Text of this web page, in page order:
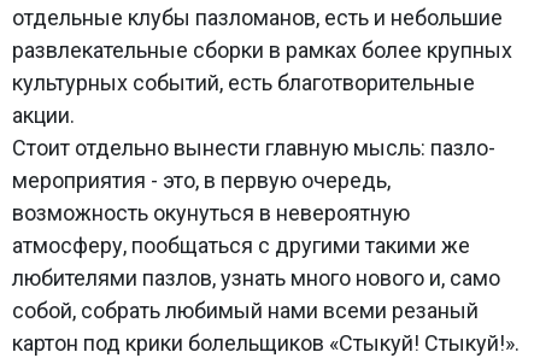
отдельные клубы пазломанов, есть и небольшие
развлекательные сборки в рамках более крупных
культурных событий, есть благотворительные
акции.
Стоит отдельно вынести главную мысль: пазло-
мероприятия - это, в первую очередь,
возможность окунуться в невероятную
атмосферу, пообщаться с другими такими же
любителями пазлов, узнать много нового и, само
собой, собрать любимый нами всеми резаный
картон под крики болельщиков «Стыкуй! Стыкуй!».